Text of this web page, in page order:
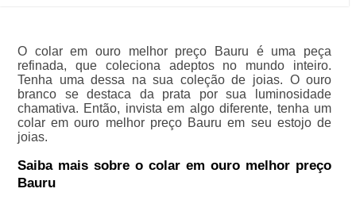
O colar em ouro melhor preço Bauru é uma peça
refinada, que coleciona adeptos no mundo inteiro.
Tenha uma dessa na sua coleção de joias. O ouro
branco se destaca da prata por sua luminosidade
chamativa. Então, invista em algo diferente, tenha um
colar em ouro melhor preço Bauru em seu estojo de
joias.
Saiba mais sobre o colar em ouro melhor preço
Bauru